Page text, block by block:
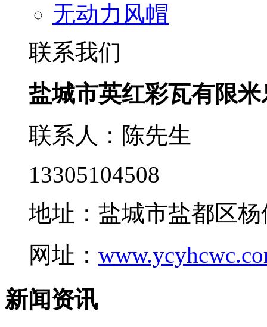
无动力风帽
联系我们
盐城市英红彩瓦有限
联系人：陈先生
13305104508
地址：盐城市盐都区
网址：
新闻资讯